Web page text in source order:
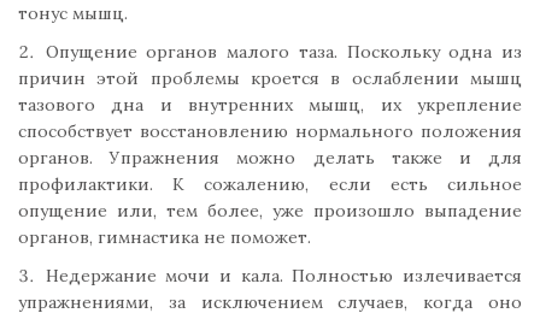
тонус мышц.
Опущение органов малого таза. Поскольку одна из
причин этой проблемы кроется в ослаблении мышц
тазового дна и внутренних мышц, их укрепление
способствует восстановлению нормального положения
органов. Упражнения можно делать также и для
профилактики. К сожалению, если есть сильное
опущение или, тем более, уже произошло выпадение
органов, гимнастика не поможет.
Недержание мочи и кала. Полностью излечивается
упражнениями, за исключением случаев, когда оно